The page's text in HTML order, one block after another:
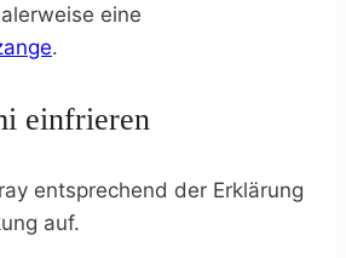
eine
.
einfrieren
entsprechend der Erklärung
auf.